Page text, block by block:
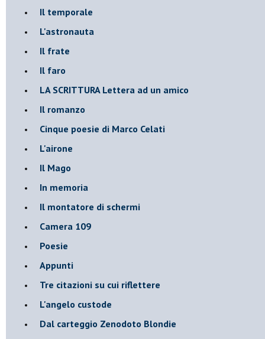
Il temporale
L'astronauta
Il frate
Il faro
​LA SCRITTURA Lettera ad un amico
Il romanzo
Cinque poesie di Marco Celati
L'airone
Il Mago
In memoria
Il montatore di schermi
Camera 109
Poesie
Appunti
Tre citazioni su cui riflettere
L'angelo custode
Dal carteggio Zenodoto Blondie